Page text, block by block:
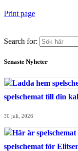
Print page
Search for:
Senaste Nyheter
spelschemat till din
30 juli, 2026
spelschemat för